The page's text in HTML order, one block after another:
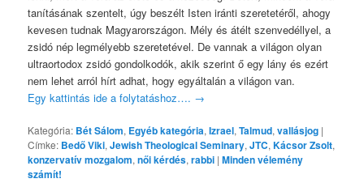
tanításának szentelt, úgy beszélt Isten iránti szeretetéről, ahogy
kevesen tudnak Magyarországon. Mély és átélt szenvedéllyel, a
zsidó nép legmélyebb szeretetével. De vannak a világon olyan
ultraortodox zsidó gondolkodók, akik szerint ő egy lány és ezért
nem lehet arról hírt adhat, hogy egyáltalán a világon van.
Egy kattintás ide a folytatáshoz…. →
Kategória: Bét Sálom, Egyéb kategória,Izrael,Talmud,vallásjog |
Címke: Bedő Viki,Jewish Theological Seminary,JTC,Kácsor Zsolt,
konzervatív mozgalom,női kérdés,rabbi |Minden vélemény
számít!